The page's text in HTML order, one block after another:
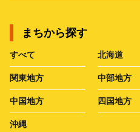
まちから探す
すべて 北海道
関東地方 中部地方
中国地方 四国地方
沖縄